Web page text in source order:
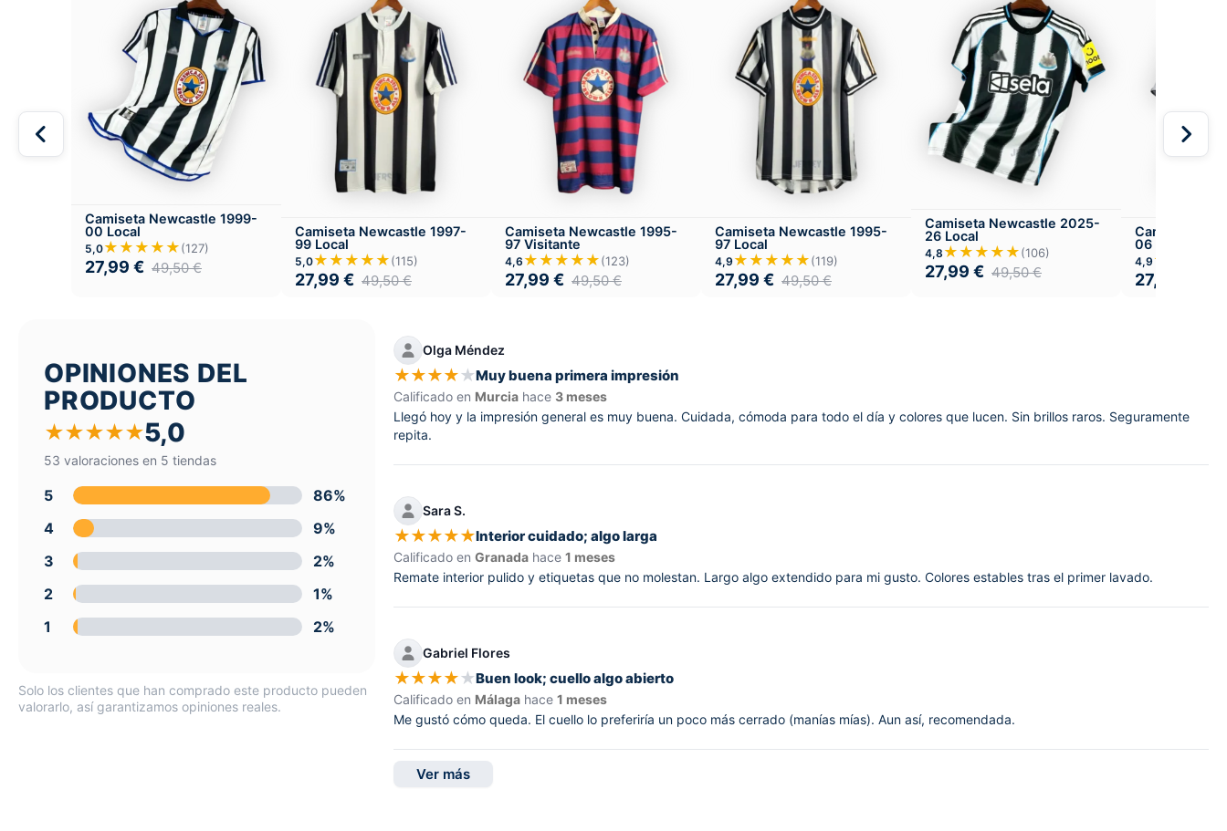
Camiseta Newcastle 1999-
00 Local
5,0★★★★★(127)
27,99 € 49,50€
Camiseta Newcastle 1997-
99 Local
5,0★★★★★(115)
27,99 € 49,50€
Camiseta Newcastle 1995-
97 Visitante
4,6 ★★★★★(123)
27,99 € 49,50€
Camiseta Newcastle 1995-
97 Local
4,9 ★★★★★(119)
27,99 € 49,50€
Camiseta Newcastle 2025-
26 Local
4,8 ★★★★★(106)
27,99 € 49,50€
Camiseta
06 Local
4,9
27,99
OPINIONES DEL
PRODUCTO
★★★★★5,0
53 valoraciones en 5 tiendas
5
86%
4
9%
3
2%
2
1%
1
2%
Solo los clientes que han comprado este producto pueden
valorarlo, así garantizamos opiniones reales.
Olga Méndez
★★★★★Muy buena primera impresión
Calificado en Murcia hace 3 meses
Llegó hoy y la impresión general es muy buena. Cuidada, cómoda para todo el día y colores que lucen. Sin brillos raros. Seguramente
repita.
Sara S.
★★★★★Interior cuidado; algo larga
Calificado enGranada hace1 meses
Remate interior pulido y etiquetas que no molestan. Largo algo extendido para mi gusto. Colores estables tras el primer lavado.
Gabriel Flores
★★★★★Buen look; cuello algo abierto
Calificado en Málaga hace1 meses
Me gustó cómo queda. El cuello lo preferiría un poco más cerrado (manías mías). Aun así, recomendada.
Ver más